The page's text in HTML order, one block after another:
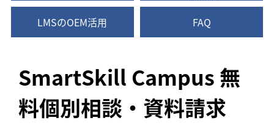
LMSのOEM活用 FAQ
SmartSkill Campus 無
料個別相談・資料請求